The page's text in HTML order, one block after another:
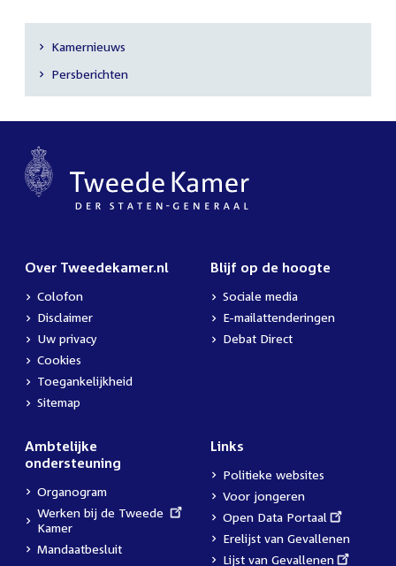
Secundaire
navigatie
Kamernieuws
Persberichten
Over Tweedekamer.nl
Colofon
Disclaimer
Uw privacy
Cookies
Toegankelijkheid
Sitemap
Blijf op de hoogte
Sociale media
E-mailattenderingen
Debat Direct
Ambtelijke
ondersteuning
Organogram
External
link:
Werken bij de Tweede
Kamer
Mandaatbesluit
Links
Politieke websites
Voor jongeren
External
link:
Open Data Portaal
Erelijst van Gevallenen
External
Lijst van Gevallenen